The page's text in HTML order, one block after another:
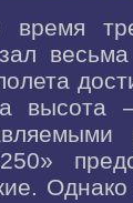
время
высота